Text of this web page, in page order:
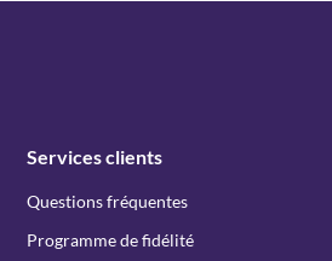
Services clients
Questions fréquentes
Programme de fidélité